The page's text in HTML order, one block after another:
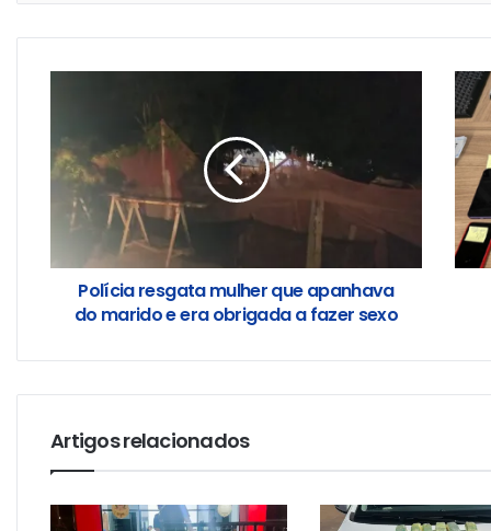
Polícia resgata mulher que apanhava
do marido e era obrigada a fazer sexo
Artigos relacionados